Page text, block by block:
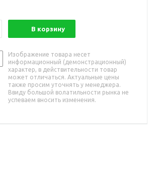
В корзину
Изображение товара несет
информационный (демонстрационный)
характер, в действительности товар
может отличаться. Актуальные цены
также просим уточнять у менеджера.
Ввиду большой волатильности рынка не
успеваем вносить изменения.